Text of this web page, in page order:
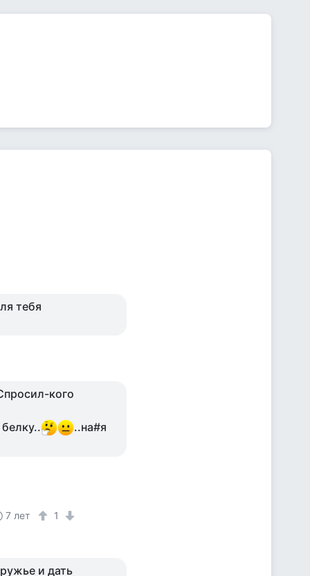
тебя
кого
..на#я
7 лет 1
и дать